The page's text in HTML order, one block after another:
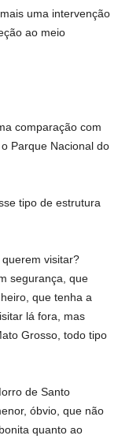
uma intervenção
ao meio
comparação com
Parque Nacional do
tipo de estrutura
visitar?
segurança, que
que tenha a
lá fora, mas
Grosso, todo tipo
de Santo
óbvio, que não
quanto ao